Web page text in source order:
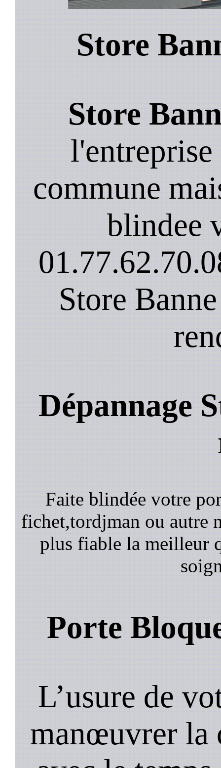
Store
Store
commune
blindee
Store
Dépannage
Faite blindée votre
fichet,tordjman ou autre
plus fiable la meilleur
Porte
L’usure de
manœuvrer la